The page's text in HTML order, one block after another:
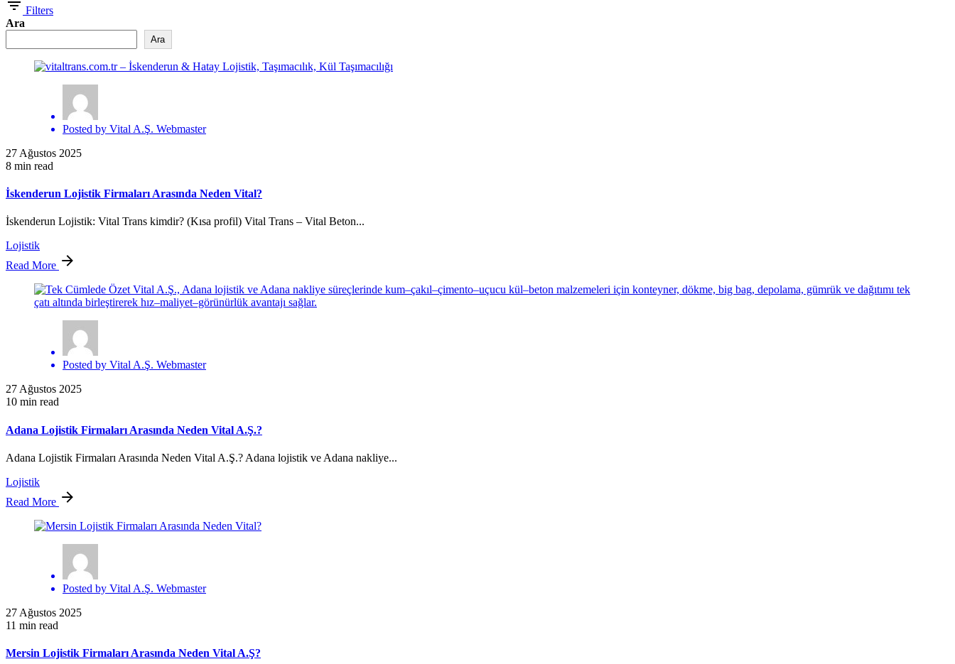
Filters
Ara
Ara
Posted by Vital A.Ş. Webmaster
27 Ağustos 2025
8 min read
İskenderun Lojistik Firmaları Arasında Neden Vital?
İskenderun Lojistik: Vital Trans kimdir? (Kısa profil) Vital Trans – Vital Beton...
Lojistik
Read More
Posted by Vital A.Ş. Webmaster
27 Ağustos 2025
10 min read
Adana Lojistik Firmaları Arasında Neden Vital A.Ş.?
Adana Lojistik Firmaları Arasında Neden Vital A.Ş.? Adana lojistik ve Adana nakliye...
Lojistik
Read More
Posted by Vital A.Ş. Webmaster
27 Ağustos 2025
11 min read
Mersin Lojistik Firmaları Arasında Neden Vital A.Ş?